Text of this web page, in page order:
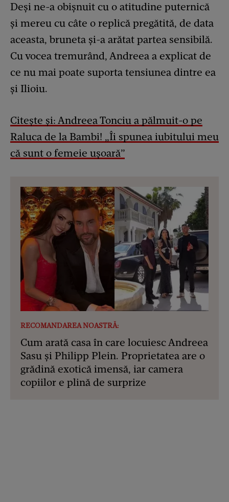
Deși ne-a obișnuit cu o atitudine puternică
și mereu cu câte o replică pregătită, de data
aceasta, bruneta și-a arătat partea sensibilă.
Cu vocea tremurând, Andreea a explicat de
ce nu mai poate suporta tensiunea dintre ea
și Ilioiu.
Citește și: Andreea Tonciu a pălmuit-o pe
Raluca de la Bambi! „Îi spunea iubitului meu
că sunt o femeie ușoară”
RECOMANDAREA NOASTRĂ:
Cum arată casa în care locuiesc Andreea
Sasu și Philipp Plein. Proprietatea are o
grădină exotică imensă, iar camera
copiilor e plină de surprize